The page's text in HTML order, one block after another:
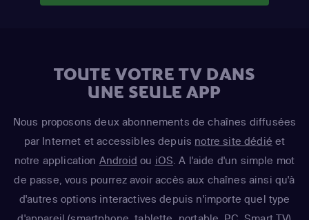
TOUTE VOTRE TV DANS
UNE SEULE APP
Nous proposons deux abonnements de chaînes diffusées
par Internet et accessibles depuis notre site dédié et
notre application Android ou iOS . A l'aide d'un simple mot
de passe, vous pourrez avoir accès aux chaînes ainsi qu'à
d'autres options interactives depuis n'importe quel type